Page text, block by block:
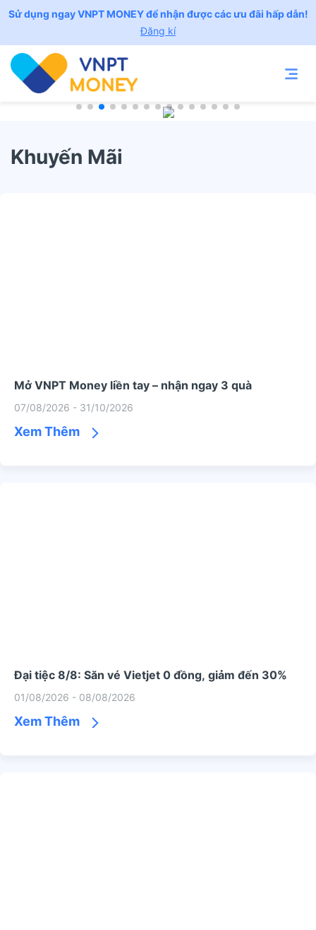
Sử dụng ngay VNPT MONEY để nhận được các ưu đãi hấp dẫn!
Đăng kí
Khuyến Mãi
Mở VNPT Money liền tay – nhận ngay 3 quà
07/08/2026 - 31/10/2026
Xem Thêm
Đại tiệc 8/8: Săn vé Vietjet 0 đồng, giảm đến 30%
01/08/2026 - 08/08/2026
Xem Thêm